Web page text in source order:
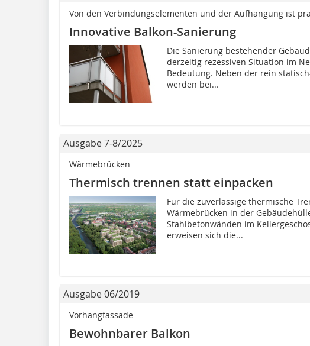
Von den Verbin­dungsele­menten und der Aufhängung ist
Innovative Balkon-Sanierung
Die Sanierung bestehender
derzeitig rezessiven Situation im
Bedeutung. Neben der rein
werden bei...
Ausgabe 7-8/2025
Wärmebrücken
Thermisch trennen statt einpacken
Für die zuverlässige thermische
Wärmebrücken in der
Stahlbetonwänden im
erweisen sich die...
Ausgabe 06/2019
Vorhangfassade
Bewohnbarer Balkon